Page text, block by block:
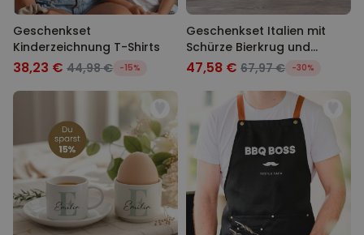
Geschenkset
Kinderzeichnung T-Shirts
38,23 € 44,98 € -15%
Geschenkset Italien mit
Schürze Bierkrug und
Espresso Tasse
47,58 € 67,97 € -30%
MARKETING SONSTIGE